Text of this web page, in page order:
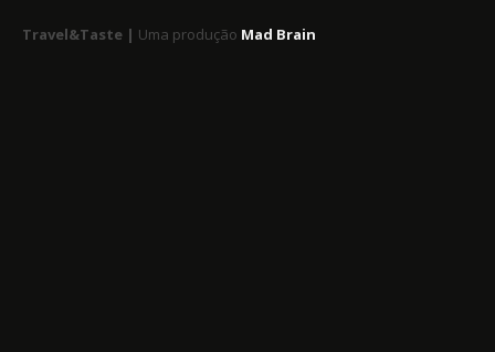
Travel&Taste | Uma produção Mad Brain